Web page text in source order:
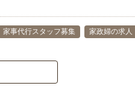
家事代行スタッフ募集 家政婦の求人